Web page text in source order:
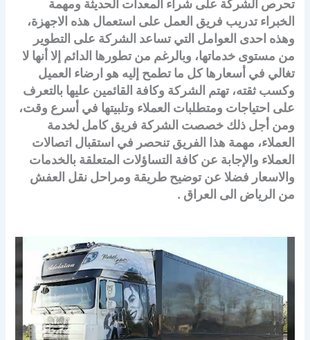
تحرص الشركة على شراء المعدات الحديثة ومهمة
الخبراء تدريب فريق العمل على استعمال هذه الاجهزة،
وهذه احدى العوامل التي تساعد الشركة على التطوير
من مستوى خدماتها، وبالرغم من تطورها الدائم إلا أنها لا
تغالي في أسعارها كل ما تطمح إليه هو ارضاء العميل
وكسب ثقته، تهتم الشركة وكافة القائمين عليها بالتعرف
على احتياجات ومتطلبات العملاء وتلبيتها في أسرع وقت،
ومن أجل ذلك خصصت الشركة فريق كامل لخدمة
العملاء، مهمة هذا الفريق تنحصر في استقبال اتصالات
العملاء والإجابة عن كافة التساؤلات المتعلقة بالخدمات
والاسعار فضلا عن توضيح طريقة ومراحل نقل العفش
من الرياض الى العراق .